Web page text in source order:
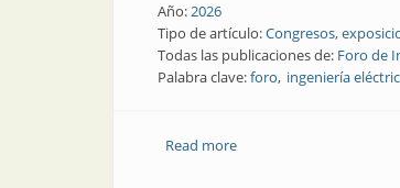
Año:2026
Tipo de artículo:Congresos,
Todas las publicaciones de: Foro de
Palabra clave:foro ingeniería
Read moreabout Todos y todas las